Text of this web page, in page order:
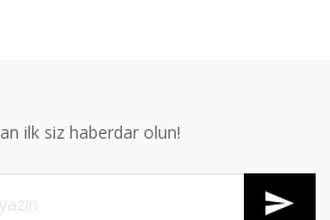
ilk siz haberdar olun!